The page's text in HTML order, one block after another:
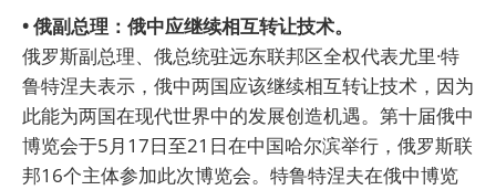
• 俄副总理：俄中应继续相互转让技术。
俄罗斯副总理、俄总统驻远东联邦区全权代表尤里·特
鲁特涅夫表示，俄中两国应该继续相互转让技术，因为
此能为两国在现代世界中的发展创造机遇。第十届俄中
博览会于5月17日至21日在中国哈尔滨举行，俄罗斯联
邦16个主体参加此次博览会。特鲁特涅夫在俄中博览